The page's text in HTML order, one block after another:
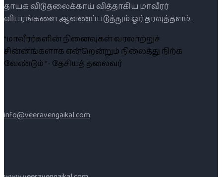
தாயக விடுதலைக்காய் வித்தாகிய மாவீரர்
விபரங்களை ஆவணப்படுத்தும் ஓர் தரவுத்தளம்.
“மாவீரர்களின் நினைவுகள் வரலாற்றுச்
சின்னங்களாக என்றென்றும் நிலைத்து நிற்க
வேண்டும் ”- தேசியத் தலைவர்
info@veeravengaikal.com